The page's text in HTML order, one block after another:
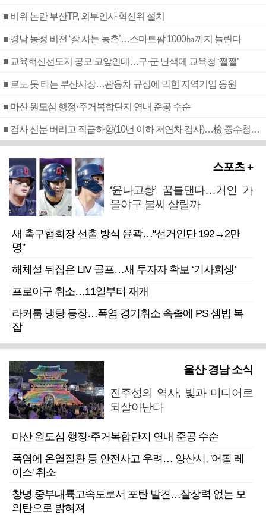
■ 비위 논란 부산TP, 외부인사 혁신위 설치
■ 경남 농정 비전 ‘잘 사는 농촌’…스마트팜 1000㏊까지 늘린다
■ 교육혁신선도지 공모 코앞인데…구·군 난색에 교육청 ‘쩔쩔’
■ 르노 못 타는 부산시장…관용차 규정에 막힌 지역기업 응원
■ 마산 원도심 행정·주거복합단지 연내 준공 수순
■ 검사 신분 버리고 직급하향(10년 이하 저연차 검사)…檢 중수청행 기피
스포츠 +
‘윤나고황’ 꿈틀댄다…거인 가
을야구 불씨 살릴까
새 축구협회장 선출 방식 윤곽…“선거인단 192→2만
명”
해체설 뒤집은 LIV 골프…새 투자자 확보 ‘기사회생’
프로야구 취소…11일부터 재개
라커룸 냉탕 등장…폭염 경기취소 속출에 PS 셈법 복
잡
울산·경남 소식
진주성의 역사, 빛과 미디어로
되살아난다
마산 원도심 행정·주거복합단지 연내 준공 수순
폭염에 온열질환 등 안전사고 우려… 양산시, '어필 레
이스' 취소
창녕 중부내륙고속도로서 포탄 발견…살상력 없는 모
의탄으로 밝혀져